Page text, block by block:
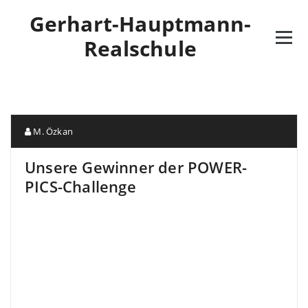
Gerhart-Hauptmann-
Realschule
M. Özkan
Unsere Gewinner der POWER-
PICS-Challenge